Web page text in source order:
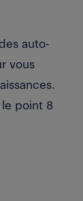
auto-
vous
le point 8